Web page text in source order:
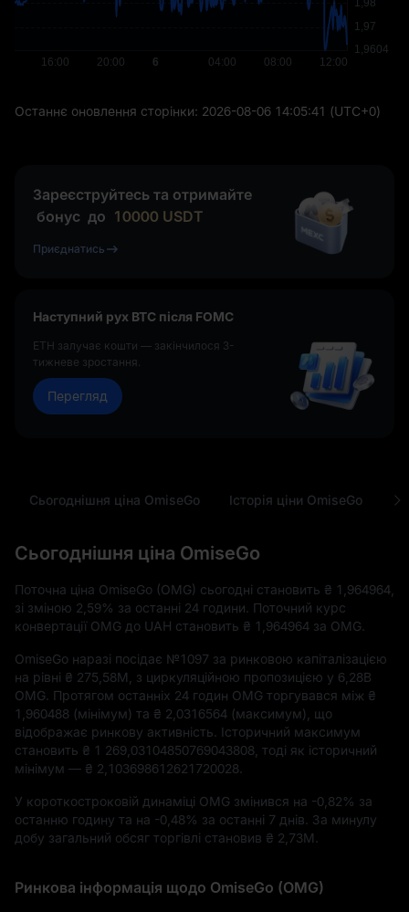
Останнє оновлення сторінки: 2026-08-06 14:05:41 (UTC+0)
Зареєструйтесь та отримайте
бонус до 10000 USDT
Приєднатись
Наступний рух BTC після FOMC
ETH залучає кошти — закінчилося 3-
тижневе зростання.
Перегляд
Сьогоднішня ціна OmiseGo Історія ціни OmiseGo
Сьогоднішня ціна OmiseGo
Поточна ціна OmiseGo (OMG) сьогодні становить ₴ 1,964964
зі зміною 2,59% за останні 24 години. Поточний курс
конвертації OMG до UAH становить ₴ 1,964964 за OMG.
OmiseGo наразі посідає №1097 за ринковою капіталізацією
на рівні ₴ 275,58M , з циркуляційною пропозицією у 6,28B
OMG . Протягом останніх 24 годин OMG торгувався між ₴
1,960488 (мінімум) та ₴ 2,0316564 (максимум), що
відображає ринкову активність. Історичний максимум
становить ₴ 1 269,03104850769043808 , тоді як історичний
мінімум — ₴ 2,103698612621720028
У короткостроковій динаміці OMG змінився на -0,82% за
останню годину та на -0,48% за останні 7 днів. За минулу
добу загальний обсяг торгівлі становив ₴ 2,73M
Ринкова інформація щодо OmiseGo (OMG)